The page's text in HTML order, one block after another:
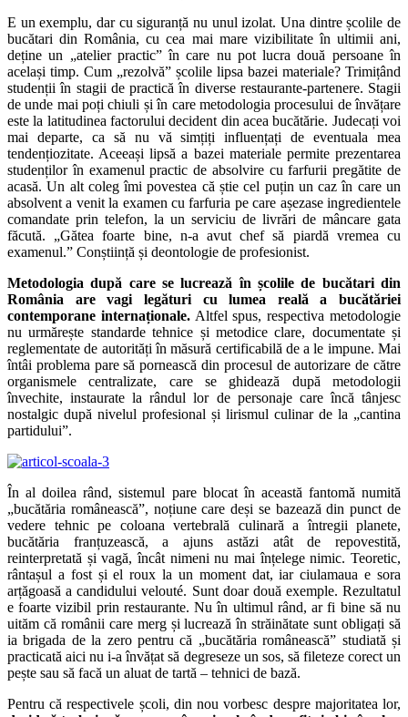
E un exemplu, dar cu siguranță nu unul izolat. Una dintre școlile de
bucătari din România, cu cea mai mare vizibilitate în ultimii ani,
deține un „atelier practic” în care nu pot lucra două persoane în
același timp. Cum „rezolvă” școlile lipsa bazei materiale? Trimițând
studenții în stagii de practică în diverse restaurante-partenere. Stagii
de unde mai poți chiuli și în care metodologia procesului de învățare
este la latitudinea factorului decident din acea bucătărie. Judecați voi
mai departe, ca să nu vă simțiți influențați de eventuala mea
tendențiozitate. Aceeași lipsă a bazei materiale permite prezentarea
studenților în examenul practic de absolvire cu farfurii pregătite de
acasă. Un alt coleg îmi povestea că știe cel puțin un caz în care un
absolvent a venit la examen cu farfuria pe care așezase ingredientele
comandate prin telefon, la un serviciu de livrări de mâncare gata
făcută. „Gătea foarte bine, n-a avut chef să piardă vremea cu
examenul.” Conștiință și deontologie de profesionist.
Metodologia după care se lucrează în școlile de bucătari din
România are vagi legături cu lumea reală a bucătăriei
contemporane internaționale.Altfel spus, respectiva metodologie
nu urmărește standarde tehnice și metodice clare, documentate și
reglementate de autorități în măsură certificabilă de a le impune. Mai
întâi problema pare să pornească din procesul de autorizare de către
organismele centralizate, care se ghidează după metodologii
învechite, instaurate la rândul lor de personaje care încă tânjesc
nostalgic după nivelul profesional și lirismul culinar de la „cantina
partidului”.
În al doilea rând, sistemul pare blocat în această fantomă numită
„bucătăria românească”, noțiune care deși se bazează din punct de
vedere tehnic pe coloana vertebrală culinară a întregii planete,
bucătăria franțuzească, a ajuns astăzi atât de repovestită,
reinterpretată și vagă, încât nimeni nu mai înțelege nimic. Teoretic,
rântașul a fost și el roux la un moment dat, iar ciulamaua e sora
arțăgoasă a candidului velouté. Sunt doar două exemple. Rezultatul
e foarte vizibil prin restaurante. Nu în ultimul rând, ar fi bine să nu
uităm că românii care merg și lucrează în străinătate sunt obligați să
ia brigada de la zero pentru că „bucătăria românească” studiată și
practicată aici nu i-a învățat să degreseze un sos, să fileteze corect un
pește sau să facă un aluat de tartă – tehnici de bază.
Pentru că respectivele școli, din nou vorbesc despre majoritatea lor,